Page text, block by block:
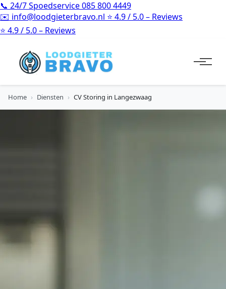
📞 24/7 Spoedservice085 800 4449
✉️ info@loodgieterbravo.nl ⭐ 4.9 / 5.0 – Reviews
⭐ 4.9 / 5.0 – Reviews
Home › Diensten › CV Storing in Langezwaag